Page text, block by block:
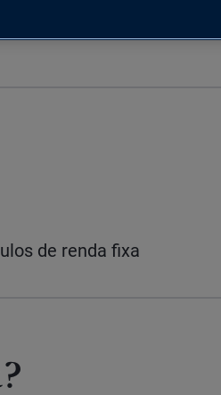
de renda fixa